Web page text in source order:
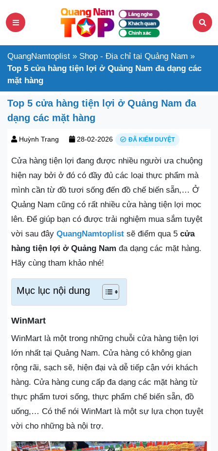
QuangNamtoplist » Shop - Địa chỉ tại Quảng Nam »
Top 5 cửa hàng tiện lợi ở Quảng Nam đa dạng các
mặt hàng
Top 5 cửa hàng tiện lợi ở Quảng Nam đa
dạng các mặt hàng
Huỳnh Trang 28-02-2026 ĐÃ KIỂM DUYỆT
Cửa hàng tiện lợi đang được nhiều người ưa chuộng
hiện nay bởi ở đó có đầy đủ các loại thực phẩm mà
mình cần từ đồ tươi sống đến đồ chế biến sẵn,… Ở
Quảng Nam cũng có rất nhiều cửa hàng tiện lợi mọc
lên. Để giúp bạn có được trải nghiệm mua sắm tuyệt
vời sau đây QuangNamtoplist sẽ điểm qua 5 cửa
hàng tiện lợi ở Quảng Nam đa dạng các mặt hàng.
Hãy cùng tham khảo nhé!
Mục lục nội dung
WinMart
WinMart là một trong những chuỗi cửa hàng tiện lợi
lớn nhất tại Quảng Nam. Cửa hàng có không gian
rộng rãi, sạch sẽ, hiện đại và dễ tiếp cận với khách
hàng. Cửa hàng cung cấp đa dạng các mặt hàng từ
thực phẩm tươi sống, thực phẩm chế biến sẵn, đồ
uống,… Có thể nói WinMart là một sự lựa chọn tuyệt
vời cho những bà nội trợ.